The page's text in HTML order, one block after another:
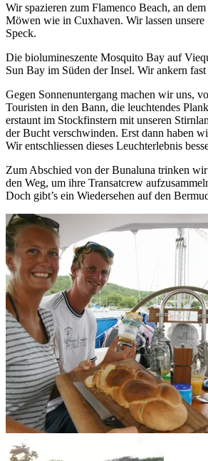
Wir spazieren zum Flamenco Beach, an
Möwen wie in Cuxhaven. Wir lassen
Speck.
Die biolumineszente Mosquito Bay auf
Sun Bay im Süden der Insel. Wir ankern
Gegen Sonnenuntergang machen wir uns,
Touristen in den Bann, die leuchtendes
erstaunt im Stockfinstern mit unseren
der Bucht verschwinden. Erst dann haben
Wir entschliessen dieses Leuchterlebnis
Zum Abschied von der Bunaluna trinken
den Weg, um ihre Transatcrew
Doch gibt’s ein Wiedersehen auf den